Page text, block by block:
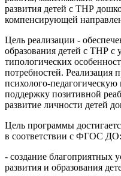
развития детей с ТНР
компенсирующей
Цель реализации -
образования детей с ТНР с
типологических
потребностей. Реализация
психолого-
поддержку позитивной
развитие личности детей
Цель программы
в соответствии с ФГОС ДО:
- создание благоприятных
развития и образования